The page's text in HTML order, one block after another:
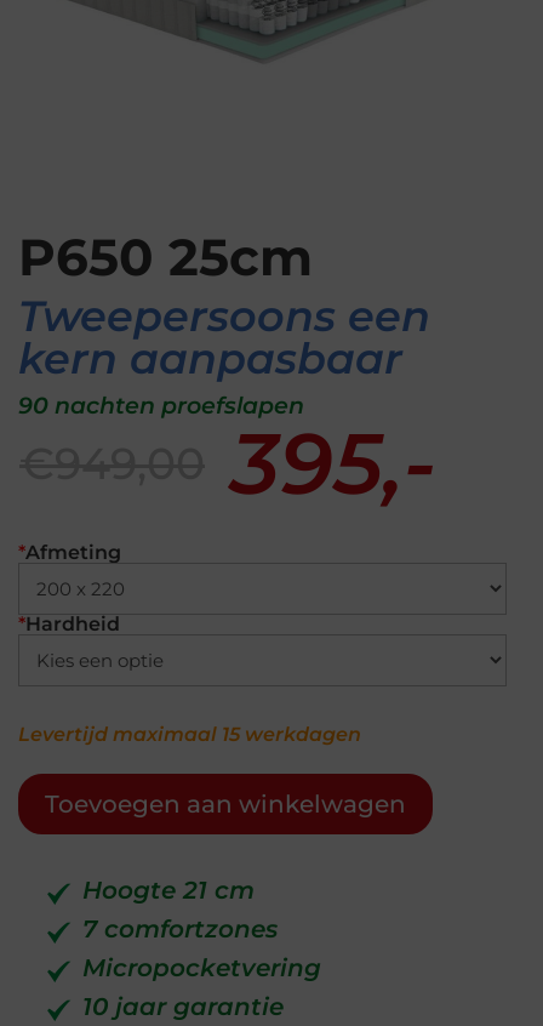
P650 25cm
Tweepersoons een
kern aanpasbaar
90 nachten proefslapen
395,-
*Afmeting
*Hardheid
Levertijd maximaal 15 werkdagen
Toevoegen aan winkelwagen
Hoogte 21 cm
7 comfortzones
Micropocketvering
10 jaar garantie